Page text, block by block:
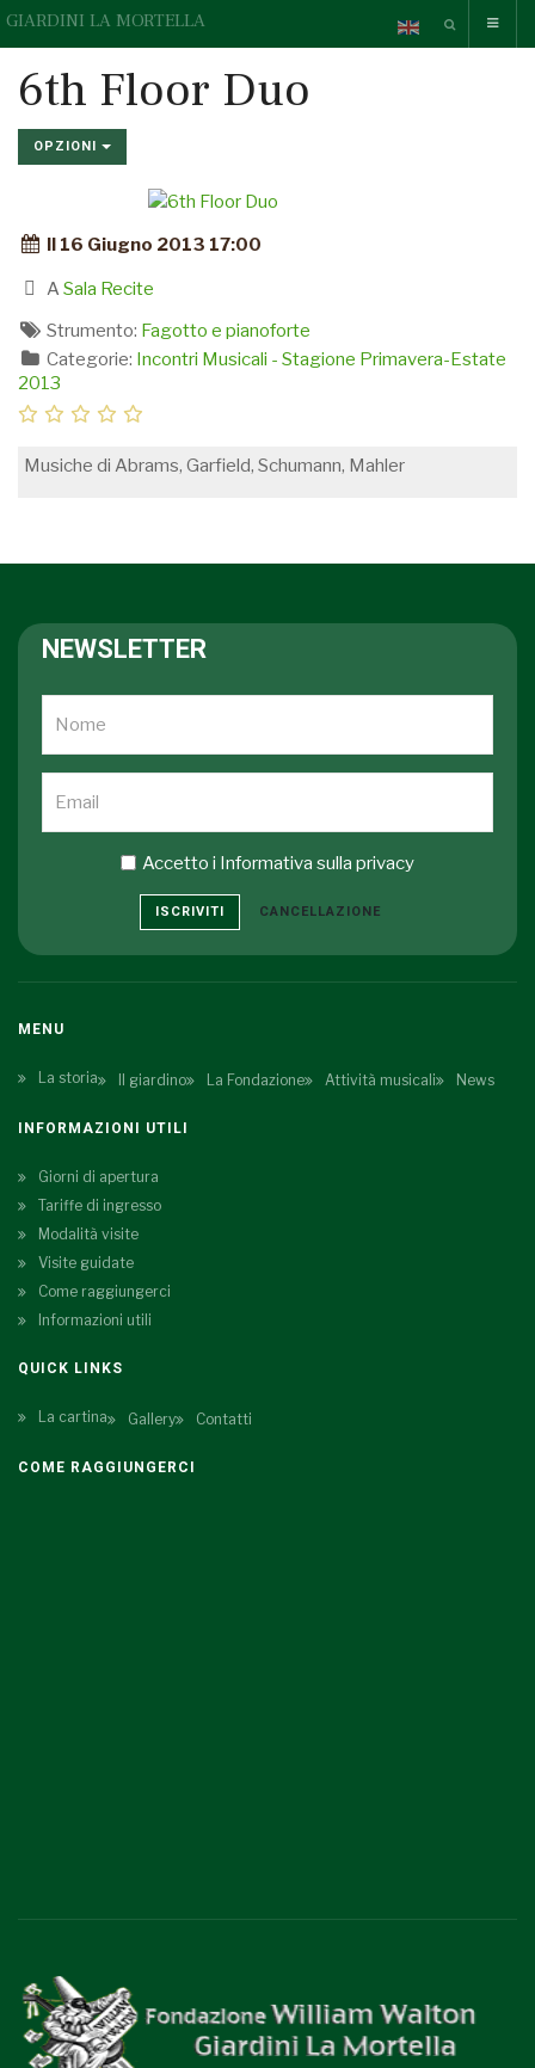
GIARDINI LA MORTELLA
6th Floor Duo
OPZIONI
Il 16 Giugno 2013 17:00
A Sala Recite
Strumento: Fagotto e pianoforte
Categorie: Incontri Musicali - Stagione Primavera-Estate
2013
Musiche di Abrams, Garfield, Schumann, Mahler
NEWSLETTER
Accetto i Informativa sulla privacy
ISCRIVITI CANCELLAZIONE
MENU
La storia Il giardino La Fondazione Attività musicali News
INFORMAZIONI UTILI
Giorni di apertura
Tariffe di ingresso
Modalità visite
Visite guidate
Come raggiungerci
Informazioni utili
QUICK LINKS
La cartina Gallery Contatti
COME RAGGIUNGERCI